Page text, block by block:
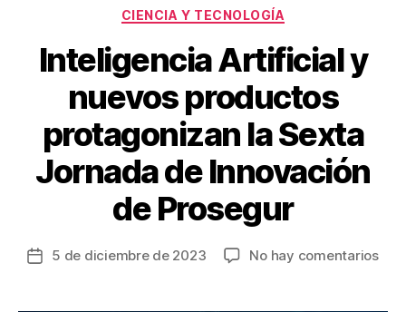
Categorías
CIENCIA Y TECNOLOGÍA
Inteligencia Artificial y
nuevos productos
protagonizan la Sexta
Jornada de Innovación
de Prosegur
Fecha5 de diciembre de 2023 No hay comentariosen